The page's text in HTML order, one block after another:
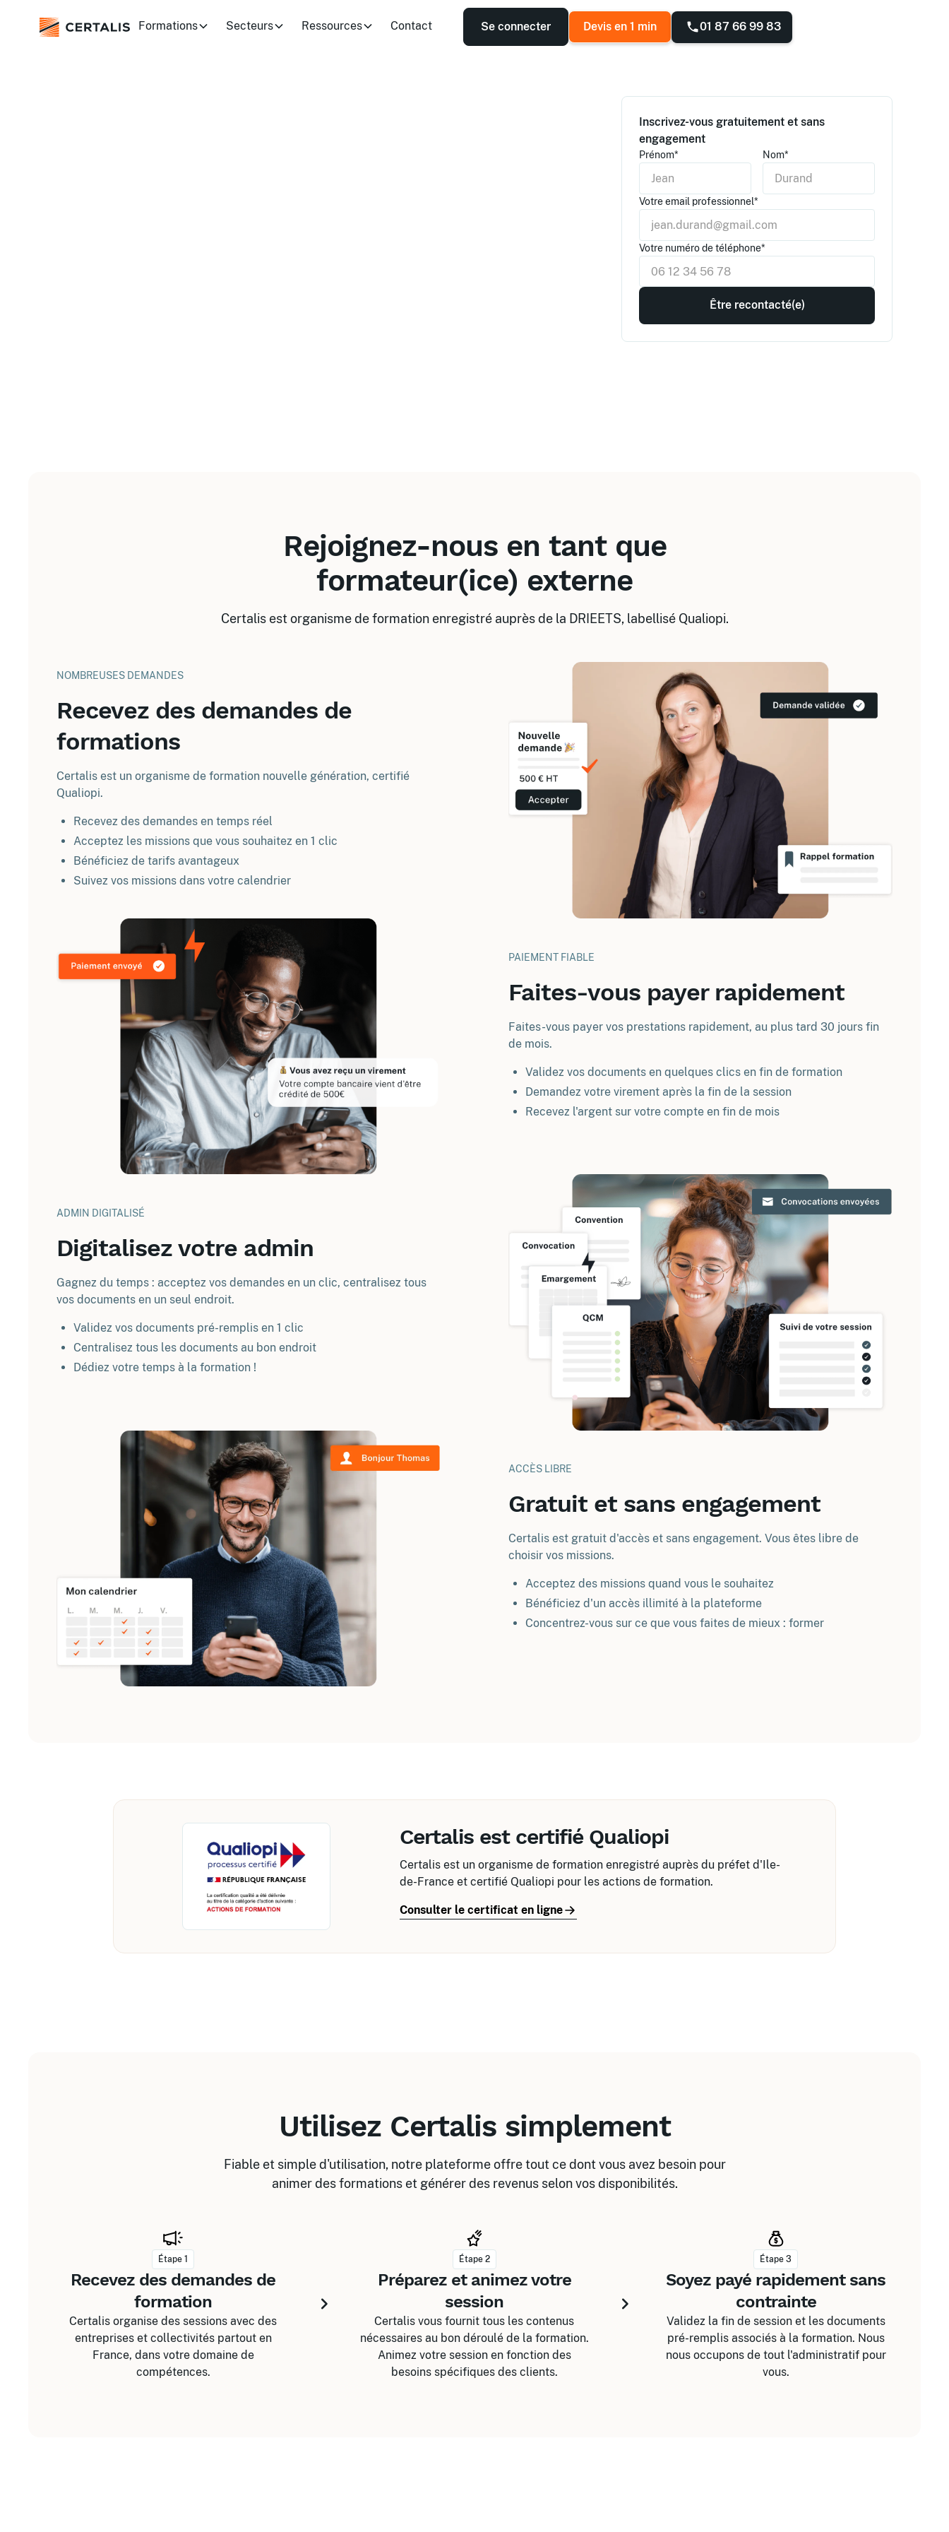
Formations Secteurs Ressources Contact Se connecter Devis en 1 min 01 87 66 99 83
Inscrivez-vous gratuitement et sans
engagement
Prénom* Nom*
Votre email professionnel*
Votre numéro de téléphone*
Rejoignez-nous en tant que
formateur(ice) externe
Certalis est organisme de formation enregistré auprès de la DRIEETS, labellisé Qualiopi.
NOMBREUSES DEMANDES
Recevez des demandes de
formations
Certalis est un organisme de formation nouvelle génération, certifié
Qualiopi.
Recevez des demandes en temps réel
Acceptez les missions que vous souhaitez en 1 clic
Bénéficiez de tarifs avantageux
Suivez vos missions dans votre calendrier
PAIEMENT FIABLE
Faites-vous payer rapidement
Faites-vous payer vos prestations rapidement, au plus tard 30 jours fin
de mois.
Validez vos documents en quelques clics en fin de formation
Demandez votre virement après la fin de la session
Recevez l'argent sur votre compte en fin de mois
ADMIN DIGITALISÉ
Digitalisez votre admin
Gagnez du temps : acceptez vos demandes en un clic, centralisez tous
vos documents en un seul endroit.
Validez vos documents pré-remplis en 1 clic
Centralisez tous les documents au bon endroit
Dédiez votre temps à la formation !
ACCÈS LIBRE
Gratuit et sans engagement
Certalis est gratuit d'accès et sans engagement. Vous êtes libre de
choisir vos missions.
Acceptez des missions quand vous le souhaitez
Bénéficiez d'un accès illimité à la plateforme
Concentrez-vous sur ce que vous faites de mieux : former
Certalis est certifié Qualiopi
Certalis est un organisme de formation enregistré auprès du préfet d'Ile-
de-France et certifié Qualiopi pour les actions de formation.
Consulter le certificat en ligne
Utilisez Certalis simplement
Fiable et simple d'utilisation, notre plateforme offre tout ce dont vous avez besoin pour
animer des formations et générer des revenus selon vos disponibilités.
Étape 1
Recevez des demandes de
formation
Certalis organise des sessions avec des
entreprises et collectivités partout en
France, dans votre domaine de
compétences.
Étape 2
Préparez et animez votre
session
Certalis vous fournit tous les contenus
nécessaires au bon déroulé de la formation.
Animez votre session en fonction des
besoins spécifiques des clients.
Étape 3
Soyez payé rapidement sans
contrainte
Validez la fin de session et les documents
pré-remplis associés à la formation. Nous
nous occupons de tout l'administratif pour
vous.